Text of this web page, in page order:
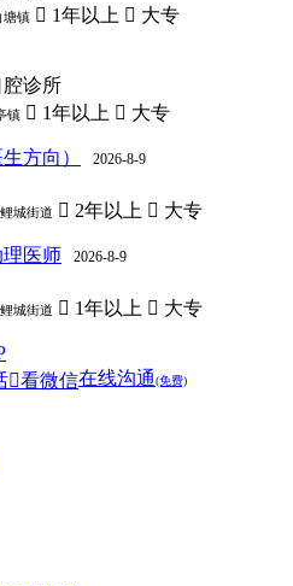
塘镇  1年以上  大专
诊所
镇  1年以上  大专
方向） 2026-8-9
鲤城街道  2年以上  大专
医师 2026-8-9
鲤城街道  1年以上  大专
看微信在线沟通(免费)